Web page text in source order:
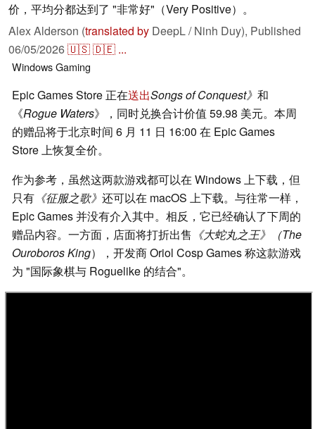
价，平均分都达到了 "非常好"（Very Positive）。
Alex Alderson (translated by DeepL / Ninh Duy), Published
06/05/2026🇺🇸🇩🇪 ...
WindowsGaming
Epic Games Store 正在送出Songs of Conquest》 和
《Rogue Waters》，同时兑换合计价值 59.98 美元。本周
的赠品将于北京时间 6 月 11 日 16:00 在 Epic Games
Store 上恢复全价。
作为参考，虽然这两款游戏都可以在 Windows 上下载，但
只有 《征服之歌》 还可以在 macOS 上下载。与往常一样，
Epic Games 并没有介入其中。相反，它已经确认了下周的
赠品内容。一方面，店面将打折出售 《大蛇丸之王》（The
Ouroboros King），开发商 Oriol Cosp Games 称这款游戏
为 "国际象棋与 Roguelike 的结合"。